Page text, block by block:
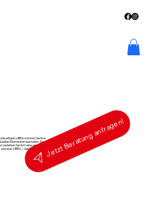
LIBRA können Sie Ihre
Elementen bestellen. Erwecken
Sie ihm eine einzigartige
LIBRA – dank wunderschönenJetzt Beratung anfragen!